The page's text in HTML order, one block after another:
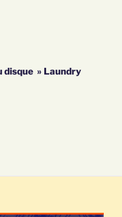
disque » Laundry